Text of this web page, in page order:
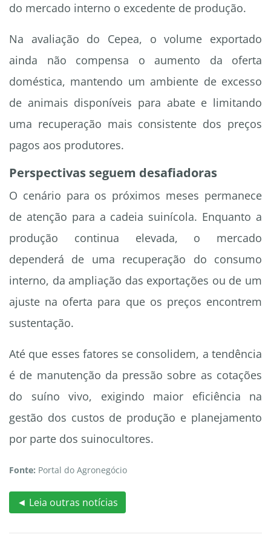
do mercado interno o excedente de produção.
Na avaliação do Cepea, o volume exportado
ainda não compensa o aumento da oferta
doméstica, mantendo um ambiente de excesso
de animais disponíveis para abate e limitando
uma recuperação mais consistente dos preços
pagos aos produtores.
Perspectivas seguem desafiadoras
O cenário para os próximos meses permanece
de atenção para a cadeia suinícola. Enquanto a
produção continua elevada, o mercado
dependerá de uma recuperação do consumo
interno, da ampliação das exportações ou de um
ajuste na oferta para que os preços encontrem
sustentação.
Até que esses fatores se consolidem, a tendência
é de manutenção da pressão sobre as cotações
do suíno vivo, exigindo maior eficiência na
gestão dos custos de produção e planejamento
por parte dos suinocultores.
Fonte: Portal do Agronegócio
◄ Leia outras notícias